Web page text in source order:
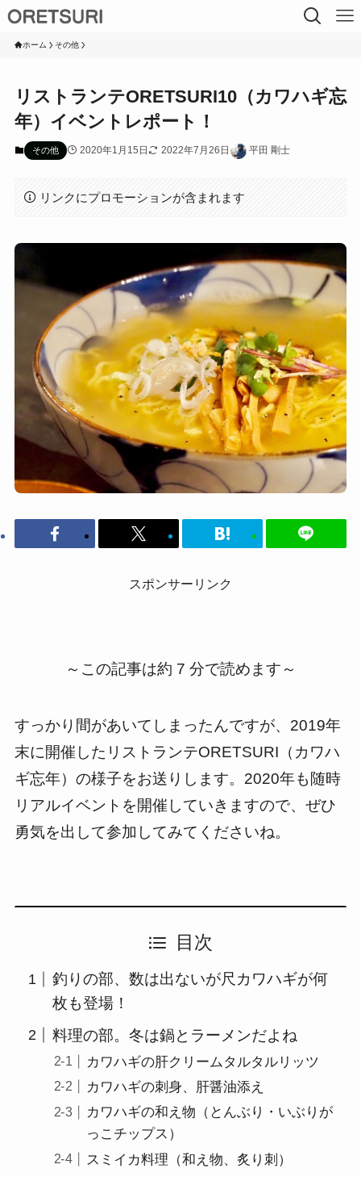
ホーム その他
リストランテORETSURI10（カワハギ忘
年）イベントレポート！
その他 2020年1月15日 2022年7月26日 平田 剛士
リンクにプロモーションが含まれます
スポンサーリンク
～この記事は約 7 分で読めます～
すっかり間があいてしまったんですが、2019年
末に開催したリストランテORETSURI（カワハ
ギ忘年）の様子をお送りします。2020年も随時
リアルイベントを開催していきますので、ぜひ
勇気を出して参加してみてくださいね。
目次
釣りの部、数は出ないが尺カワハギが何
枚も登場！
料理の部。冬は鍋とラーメンだよね
カワハギの肝クリームタルタルリッツ
カワハギの刺身、肝醤油添え
カワハギの和え物（とんぶり・いぶりが
っこチップス）
スミイカ料理（和え物、炙り刺）